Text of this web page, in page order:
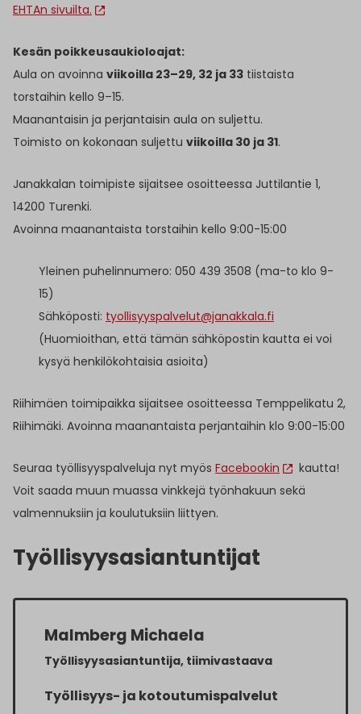
EHTAn sivuilta.
Kesän poikkeusaukioloajat:
Aula on avoinna viikoilla 23–29, 32 ja 33 tiistaista
torstaihin kello 9–15.
Maanantaisin ja perjantaisin aula on suljettu.
Toimisto on kokonaan suljettu viikoilla 30 ja 31.
Janakkalan toimipiste sijaitsee osoitteessa Juttilantie 1,
14200 Turenki.
Avoinna maanantaista torstaihin kello 9:00-15:00
Yleinen puhelinnumero: 050 439 3508 (ma-to klo 9-
15)
Sähköposti: tyollisyyspalvelut@janakkala.fi
(Huomioithan, että tämän sähköpostin kautta ei voi
kysyä henkilökohtaisia asioita)
Riihimäen toimipaikka sijaitsee osoitteessa Temppelikatu 2,
Riihimäki. Avoinna maanantaista perjantaihin klo 9:00-15:00
Seuraa työllisyyspalveluja nyt myös Facebookin
kautta!
Voit saada muun muassa vinkkejä työnhakuun sekä
valmennuksiin ja koulutuksiin liittyen.
Työllisyysasiantuntijat
Malmberg Michaela
Työllisyysasiantuntija, tiimivastaava
Työllisyys- ja kotoutumispalvelut